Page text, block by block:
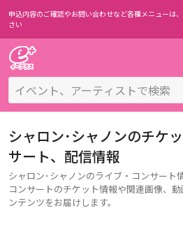
申込内容のご確認やお問い合わせなど各種メニューは、
さい
シャロン･シャノンのチケ
サート、配信情報
シャロン･シャノンのライブ・コンサート
コンサートのチケット情報や関連画像、
ンテンツをお届けします。